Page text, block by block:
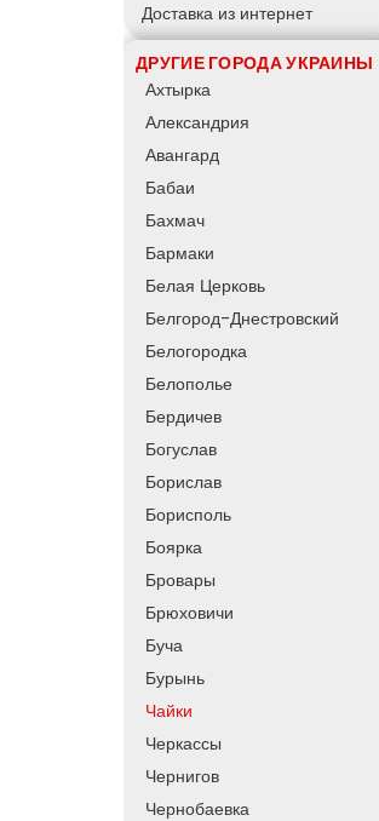
Доставка из интернет
магазинов
Курьер для интернет магазина
Доставка товаров из интернет
магазинов
Курьерская доставка грузов
Курьерская доставка по городу
Курьерская доставка для
магазинов
Курьерская доставка день в
день
Доставка продуктов
Купить и доставить
Обратная доставка
Быстрая курьерская доставка
Доставка за 60 минут
Доставить товар клиенту
Заказ еды на дом
АТБ доставка
Сильпо доставка
Варус доставка
Ашан доставка
ДРУГИЕ ГОРОДА УКРАИНЫ
Ахтырка
Александрия
Авангард
Бабаи
Бахмач
Бармаки
Белая Церковь
Белгород-Днестровский
Белогородка
Белополье
Бердичев
Богуслав
Борислав
Борисполь
Боярка
Бровары
Брюховичи
Буча
Бурынь
Чайки
Черкассы
Чернигов
Чернобаевка